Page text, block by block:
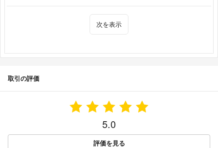
次を表示
取引の評価
5.0
評価を見る